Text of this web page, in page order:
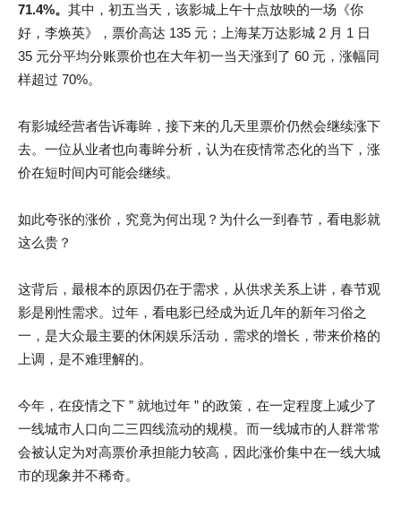
71.4%。 其中，初五当天，该影城上午十点放映的一场《你
好，李焕英》，票价高达 135 元；上海某万达影城 2 月 1 日
35 元分平均分账票价也在大年初一当天涨到了 60 元，涨幅同
样超过 70%。
有影城经营者告诉毒眸，接下来的几天里票价仍然会继续涨下
去。一位从业者也向毒眸分析，认为在疫情常态化的当下，涨
价在短时间内可能会继续。
如此夸张的涨价，究竟为何出现？为什么一到春节，看电影就
这么贵？
这背后，最根本的原因仍在于需求，从供求关系上讲，春节观
影是刚性需求。过年，看电影已经成为近几年的新年习俗之
一，是大众最主要的休闲娱乐活动，需求的增长，带来价格的
上调，是不难理解的。
今年，在疫情之下 ” 就地过年 ” 的政策，在一定程度上减少了
一线城市人口向二三四线流动的规模。而一线城市的人群常常
会被认定为对高票价承担能力较高，因此涨价集中在一线大城
市的现象并不稀奇。